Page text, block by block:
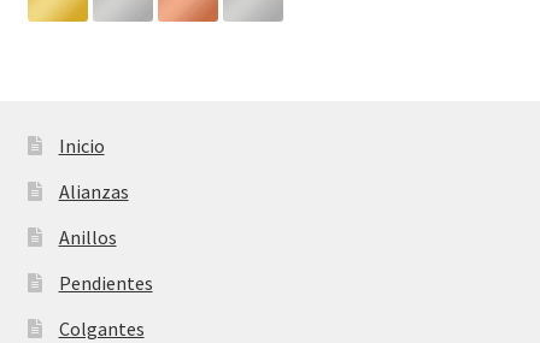
Inicio
Alianzas
Anillos
Pendientes
Colgantes